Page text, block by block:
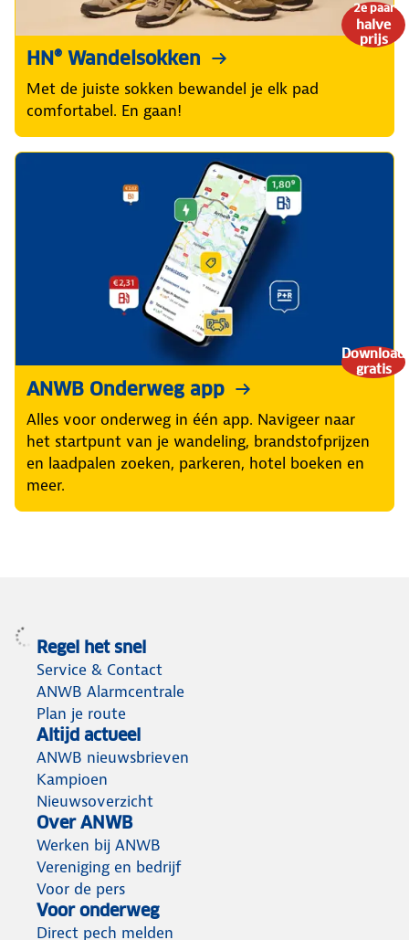
2e paar
halve
prijs
HN® Wandelsokken
Met de juiste sokken bewandel je elk pad
comfortabel. En gaan!
Download
gratis
ANWB Onderweg app
Alles voor onderweg in één app. Navigeer naar
het startpunt van je wandeling, brandstofprijzen
en laadpalen zoeken, parkeren, hotel boeken en
meer.
Regel het snel
Service & Contact
ANWB Alarmcentrale
Plan je route
Altijd actueel
ANWB nieuwsbrieven
Kampioen
Nieuwsoverzicht
Over ANWB
Werken bij ANWB
Vereniging en bedrijf
Voor de pers
Voor onderweg
Direct pech melden